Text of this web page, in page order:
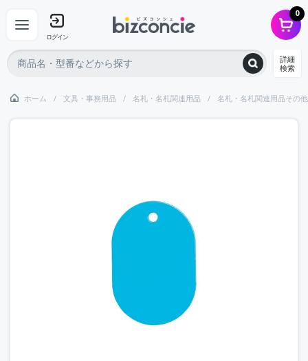
ログイン
0
詳細
検索
ホーム 文具・事務用品 名札・名札関連用品 名札・名札関連用品その他